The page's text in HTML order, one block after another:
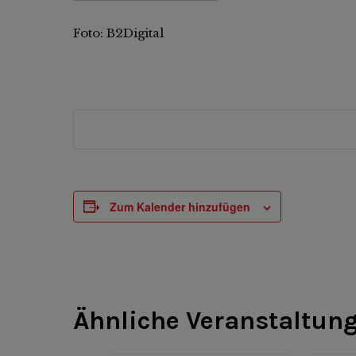
Foto: B2Digital
Zum Kalender hinzufügen
Ähnliche